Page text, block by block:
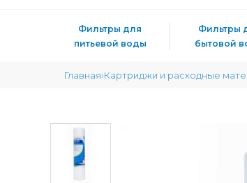
Фильтры для
питьевой воды
Фильтры
бытовой
Главная Картриджи и расходные